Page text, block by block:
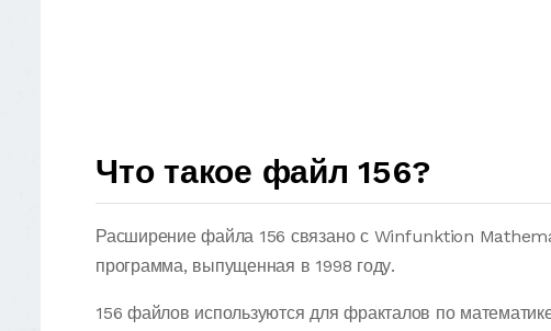
Что такое файл 156?
Расширение файла 156 связано с Winfunktion
программа, выпущенная в 1998 году.
156 файлов используются для фракталов по